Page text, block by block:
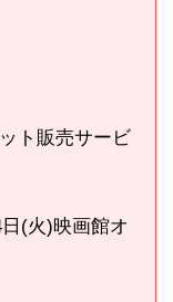
ト販売サービ
(火)映画館オ